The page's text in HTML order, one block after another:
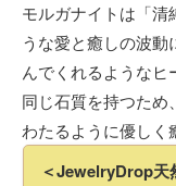
モルガナイトは「清
うな愛と癒しの波
んでくれるようなヒ
同じ石質を持つため
わたるように優しく
＜JewelryDrop天